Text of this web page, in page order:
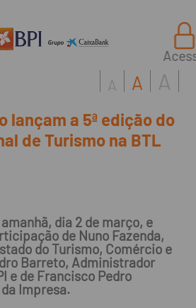
lançam a 5ª edição do
de Turismo na BTL
A A A
dia 2 de março, e
de Nuno Fazenda,
do Turismo, Comércio e
Barreto, Administrador
e de Francisco Pedro
Impresa.